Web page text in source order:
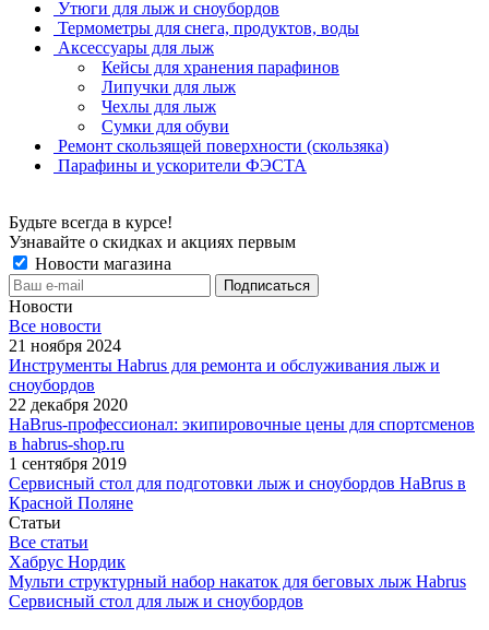
Утюги для лыж и сноубордов
Термометры для снега, продуктов, воды
Аксессуары для лыж
Кейсы для хранения парафинов
Липучки для лыж
Чехлы для лыж
Сумки для обуви
Ремонт скользящей поверхности (скользяка)
Парафины и ускорители ФЭСТА
Будьте всегда в курсе!
Узнавайте о скидках и акциях первым
Новости магазина
Новости
Все новости
21 ноября 2024
Инструменты Habrus для ремонта и обслуживания лыж и
сноубордов
22 декабря 2020
HaBrus-профессионал: экипировочные цены для спортсменов
в habrus-shop.ru
1 сентября 2019
Сервисный стол для подготовки лыж и сноубордов HaBrus в
Красной Поляне
Статьи
Все статьи
Хабрус Нордик
Мульти структурный набор накаток для беговых лыж Habrus
Сервисный стол для лыж и сноубордов